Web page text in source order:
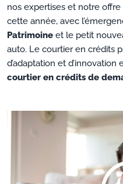
nos expertises et notre
cette année, avec
Patrimoine et le petit
auto. Le courtier en crédits
d’adaptation et
courtier en crédits de